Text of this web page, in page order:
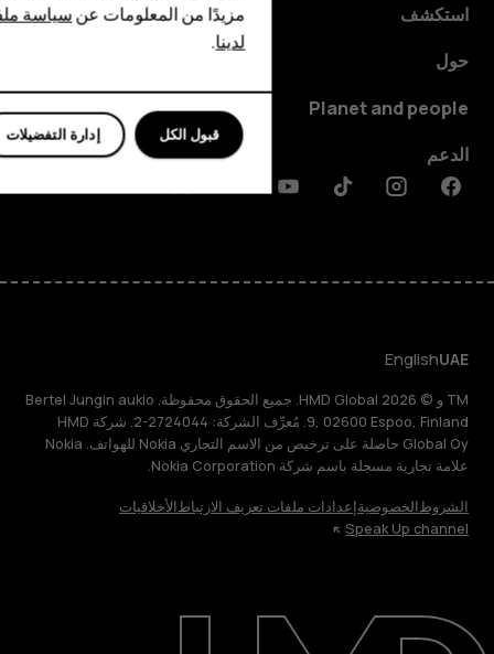
HMD Watch
للأعمال
حول
استكشف
حول
Planet and people
الدعم
Facebook
Instagram
Tiktok
Youtube
Linkedin
Discord
UAE
English
TM و © 2026 HMD Global. جميع الحقوق محفوظة. Bertel Jungin aukio
9, 02600 Espoo, Finland. مُعرِّف الشركة: 2724044-2. شركة HMD
Global Oy حاصلة على ترخيص من الاسم التجاري Nokia للهواتف. Nokia
علامة تجارية مسجلة باسم شركة Nokia Corporation.
الشروطالخصوصيةإعدادات ملفات تعريف الارتباطالأخلاقيات
Speak Up channel
مزيدًا من المعلومات عنسياسة
لدينا.
إدارة التفضيلات قبول الكل